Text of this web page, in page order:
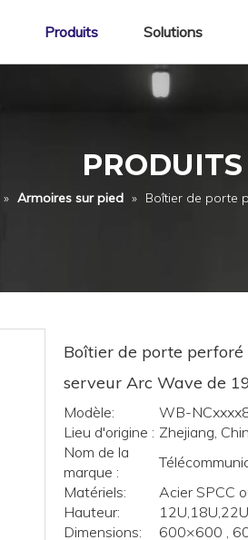
Produits Solutions
PRODUITS
» Armoires sur pied » Boîtier de porte
Boîtier de porte
serveur Arc Wave de
Modèle:
WB-
Lieu d'origine : Zhejiang,
Nom de la
marque :
Matériels:
Acier SPCC
Hauteur:
Dimensions:
600×600 ,